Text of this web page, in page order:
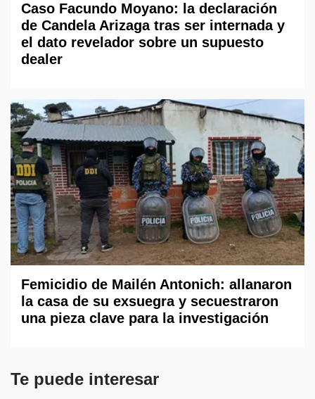
Caso Facundo Moyano: la declaración
de Candela Arizaga tras ser internada y
el dato revelador sobre un supuesto
dealer
Femicidio de Mailén Antonich: allanaron
la casa de su exsuegra y secuestraron
una pieza clave para la investigación
Te puede interesar